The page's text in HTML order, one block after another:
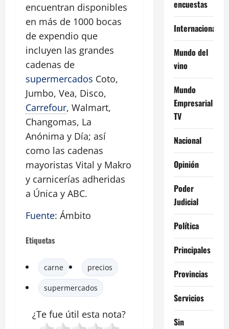
encuentran disponibles
en más de 1000 bocas
de expendio que
incluyen las grandes
cadenas de
supermercados Coto,
Jumbo, Vea, Disco,
Carrefour, Walmart,
Changomas, La
Anónima y Día; así
como las cadenas
mayoristas Vital y Makro
y carnicerías adheridas
a Única y ABC.
Fuente: Ámbito
Etiquetas
carne precios
supermercados
¿Te fue útil esta nota?
encuestas
Internacional
Mundo del
vino
Mundo
Empresarial
TV
Nacional
Opinión
Poder
Judicial
Política
Principales
Provincias
Servicios
Sin